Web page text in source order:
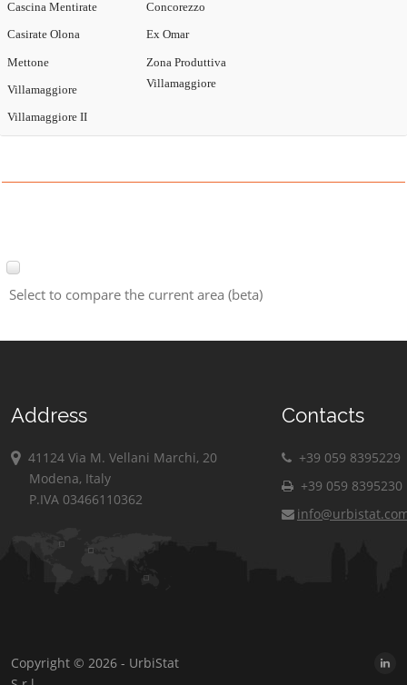
Cascina Mentirate
Casirate Olona
Concorezzo
Ex Omar
Mettone
Villamaggiore
Villamaggiore II
Zona Produttiva
Villamaggiore
Select to compare the current area (beta)
Address
41124 Via M. Vellani Marchi, 20
Modena, Italy
P.IVA 03466110362
Contacts
+39 059 8395229
+39 059 8395230
Copyright © 2026 - UrbiStat